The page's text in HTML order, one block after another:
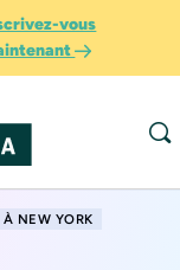
vous
À NEW YORK